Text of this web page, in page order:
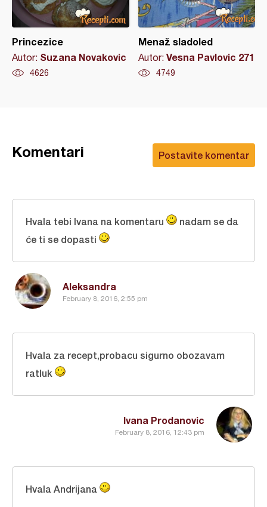
Princezice
Autor: Suzana Novakovic
4626
Menaž sladoled
Autor: Vesna Pavlovic 271
4749
Postavite komentar
Komentari
Aleksandra
February 8, 2016, 2:55 pm
Hvala tebi Ivana na komentaru
nadam se da
će ti se dopasti
Ivana Prodanovic
February 8, 2016, 12:43 pm
Hvala za recept,probacu sigurno obozavam
ratluk
Hvala Andrijana